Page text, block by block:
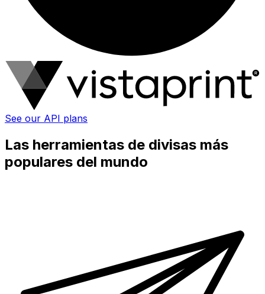
See our API plans
Las herramientas de divisas más
populares del mundo